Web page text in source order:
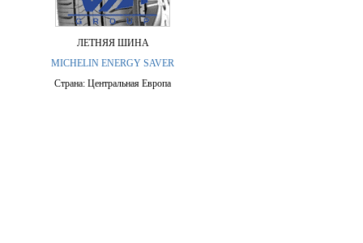
ЛЕТНЯЯ ШИНА
MICHELIN ENERGY SAVER
Страна: Центральная Европа